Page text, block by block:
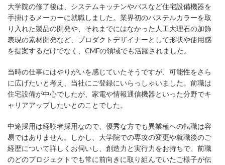
大学院の修了後は、システムキッチンやバスなど住宅設備機器を
手掛けるメーカーに就職しました。業界初のパステルカラーを取
り入れた製品の開発や、それまでにはなかった人工大理石の加飾
表現の素材開発など、プロダクトデザイナーとして形状や使用感
を提案するだけでなく、CMFの領域でも活躍されました。
当時の仕事にはやりがいを感じていたそうですが、可能性をさら
に広げたいと考え、当社にご登録にいらっしゃいました。前職は
住宅設備が中心でしたが、家電や情報通信機器といった分野でキ
ャリアアップしたいとのことでした。
中途採用は経験者採用なので、優秀な方でも異業種への転職は容
易ではありません。しかし、大学院での専攻の変更や就職後のご
経歴について詳しくお伺いし、創造力と実行力をお持ちで、前職
のどのプロジェクトでも常に前向きに取り組んでいたご様子が伝